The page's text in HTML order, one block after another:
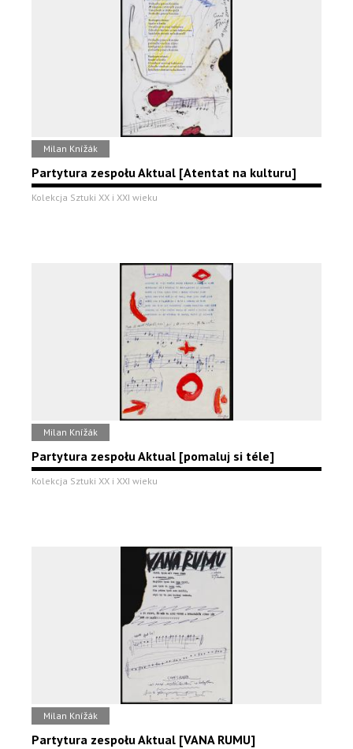
Milan Knížák
Partytura zespołu Aktual [Atentat na kulturu]
Kolekcja Sztuki XX i XXI wieku
Milan Knížák
Partytura zespołu Aktual [pomaluj si téle]
Kolekcja Sztuki XX i XXI wieku
Milan Knížák
Partytura zespołu Aktual [VANA RUMU]